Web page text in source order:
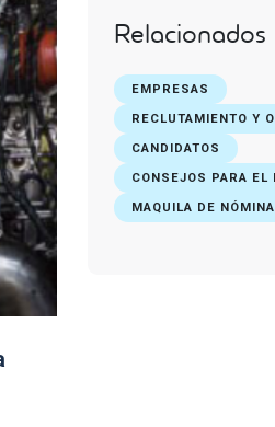
Relacionados
EMPRESAS
CANDIDATOS
MAQUILA DE NÓMINA